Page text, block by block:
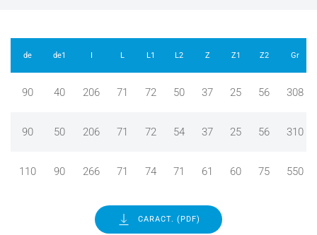
de de1 I L L1 L2 Z Z1 Z2 Gr
90 40 206 71 72 50 37 25 56 308
90 50 206 71 72 54 37 25 56 310
110 90 266 71 74 71 61 60 75 550
CARACT. (PDF)